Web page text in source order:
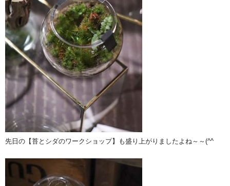
先日の【苔とシダのワークショップ】も盛り上がりましたよね～～(^^ゞ